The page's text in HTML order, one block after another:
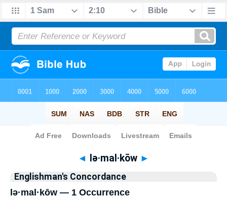
Bible> Strong's > Hebrew
◄ lə·mal·kōw ►
Englishman's Concordance
lə·mal·kōw — 1 Occurrence